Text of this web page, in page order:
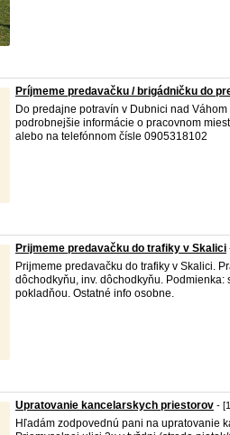
Príjmeme predavačku / brigádničku do
Do predajne potravín v Dubnici nad
podrobnejšie informácie o pracovnom
alebo na telefónnom čísle 0905318102
Prijmeme predavačku do trafiky v Skalici
Prijmeme predavačku do trafiky v Skalici.
dôchodkyňu, inv. dôchodkyňu. Podmienka:
pokladňou. Ostatné info osobne.
Upratovanie kancelarskych priestorov -
Hľadám zodpovednú pani na upratovanie